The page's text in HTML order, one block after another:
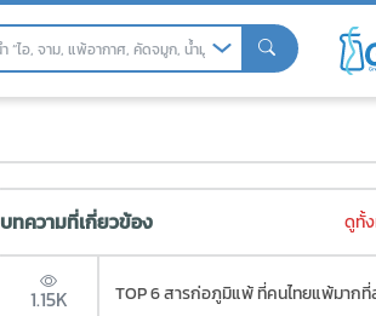
บทความที่เกี่ยวข้อง ดูทั้
1.15K TOP 6 สารก่อภูมิแพ้ ที่คนไทยแพ้มาก